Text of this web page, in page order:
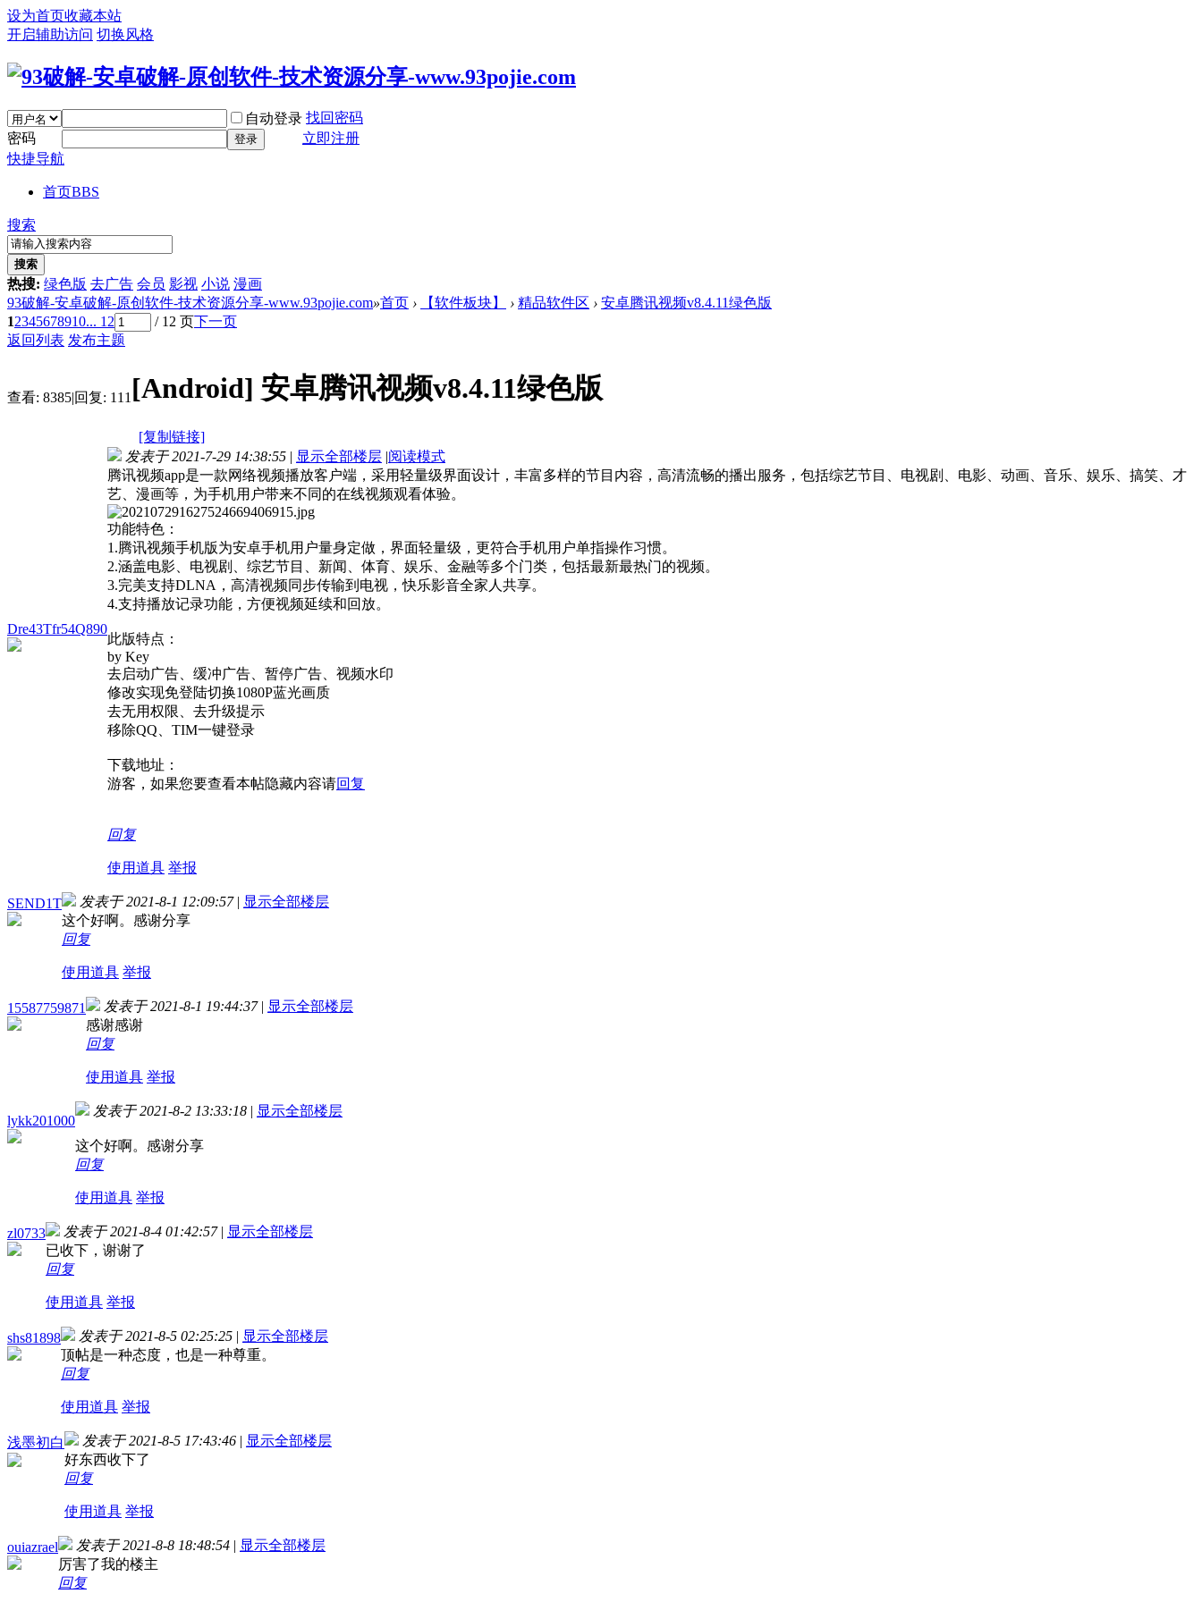
设为首页收藏本站
开启辅助访问 切换风格
自动登录 找回密码
密码
登录
立即注册
快捷导航
首页BBS
搜索
搜索
热搜: 绿色版 去广告 会员 影视 小说 漫画
93破解-安卓破解-原创软件-技术资源分享-www.93pojie.com»首页 › 【软件板块】 › 精品软件区 › 安卓腾讯视频v8.4.11绿色版
12345678910... 12 / 12 页下一页
返回列表 发布主题
查看: 8385|回复: 111 [Android] 安卓腾讯视频v8.4.11绿色版
[复制链接]
Dre43Tfr54Q890
发表于 2021-7-29 14:38:55 | 显示全部楼层 |阅读模式
腾讯视频app是一款网络视频播放客户端，采用轻量级界面设计，丰富多样的节目内容，高清流畅的播出服务，包括综艺节目、电视剧、电影、动画、音乐、娱乐、搞笑、才
艺、漫画等，为手机用户带来不同的在线视频观看体验。
功能特色：
1.腾讯视频手机版为安卓手机用户量身定做，界面轻量级，更符合手机用户单指操作习惯。
2.涵盖电影、电视剧、综艺节目、新闻、体育、娱乐、金融等多个门类，包括最新最热门的视频。
3.完美支持DLNA，高清视频同步传输到电视，快乐影音全家人共享。
4.支持播放记录功能，方便视频延续和回放。
此版特点：
by Key
去启动广告、缓冲广告、暂停广告、视频水印
修改实现免登陆切换1080P蓝光画质
去无用权限、去升级提示
移除QQ、TIM一键登录
下载地址：
游客，如果您要查看本帖隐藏内容请回复
回复
使用道具 举报
SEND1T 发表于 2021-8-1 12:09:57 | 显示全部楼层
这个好啊。感谢分享
回复
使用道具 举报
15587759871 发表于 2021-8-1 19:44:37 | 显示全部楼层
感谢感谢
回复
使用道具 举报
lykk201000
发表于 2021-8-2 13:33:18 | 显示全部楼层
这个好啊。感谢分享
回复
使用道具 举报
zl0733 发表于 2021-8-4 01:42:57 | 显示全部楼层
已收下，谢谢了
回复
使用道具 举报
shs81898 发表于 2021-8-5 02:25:25 | 显示全部楼层
顶帖是一种态度，也是一种尊重。
回复
使用道具 举报
浅墨初白 发表于 2021-8-5 17:43:46 | 显示全部楼层
好东西收下了
回复
使用道具 举报
ouiazrael 发表于 2021-8-8 18:48:54 | 显示全部楼层
厉害了我的楼主
回复